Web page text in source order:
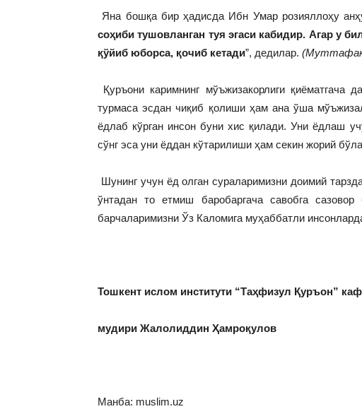
Яна бошқа бир ҳадисда Ибн Умар розияллоҳу
соҳиби тушовланган туя эгаси кабидир. Агар у
қўйиб юборса, қочиб кетади”, дедилар.
Қуръони каримнинг мўъжизакорлиги қиёматгача
турмаса эсдан чиқиб қолиши ҳам ана ўша
ёдлаб кўрган инсон буни хис қилади. Уни ёдлаш
сўнг эса уни ёддан кўтарилиши ҳам секин жорий
Шунинг учун ёд олган сураларимизни доимий
ўнтадан то етмиш баробаргача савобга
барчаларимизни Ўз Каломига муҳаббатли
Тошкент ислом институти “Таҳфизул Қуръон”
мудири Жалолиддин Ҳамроқулов
Манба: muslim.uz